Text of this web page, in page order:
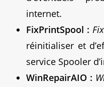
internet.
FixPrintSpool :
réinitialiser et
service Spooler
WinRepairAIO :